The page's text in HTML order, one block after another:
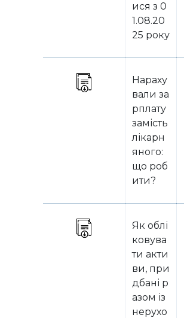
ися з 0
1.08.20
25 року
Нараху
вали за
рплату
замість
лікарн
яного:
що роб
ити?
Як облі
ковува
ти акти
ви, при
дбані р
азом із
нерухо